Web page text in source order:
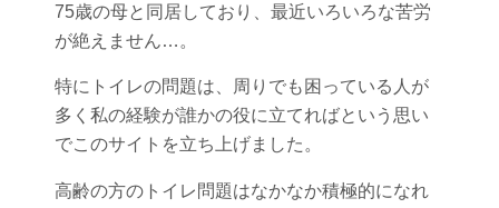
75歳の母と同居しており、最近いろいろな苦労
が絶えません…。
特にトイレの問題は、周りでも困っている人が
多く私の経験が誰かの役に立てればという思い
でこのサイトを立ち上げました。
高齢の方のトイレ問題はなかなか積極的になれ